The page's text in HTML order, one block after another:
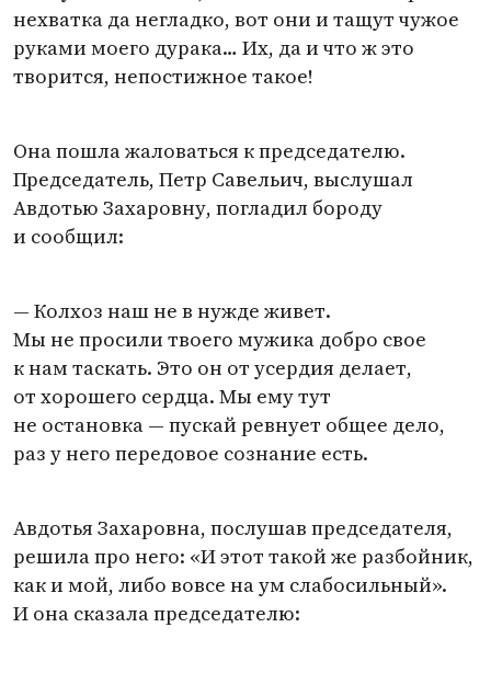
нехватка да негладко, вот они и тащут чужое
руками моего дурака… Их, да и что ж это
творится, непостижное такое!
Она пошла жаловаться к председателю.
Председатель, Петр Савельич, выслушал
Авдотью Захаровну, погладил бороду
и сообщил:
— Колхоз наш не в нужде живет.
Мы не просили твоего мужика добро свое
к нам таскать. Это он от усердия делает,
от хорошего сердца. Мы ему тут
не остановка — пускай ревнует общее дело,
раз у него передовое сознание есть.
Авдотья Захаровна, послушав председателя,
решила про него: «И этот такой же разбойник,
как и мой, либо вовсе на ум слабосильный».
И она сказала председателю: